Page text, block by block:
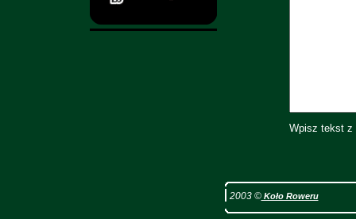
Wpisz tekst
2003 ©Koło Roweru